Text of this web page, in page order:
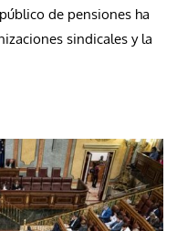
de pensiones ha
sindicales y la